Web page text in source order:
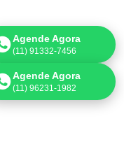
Agende Agora
(11) 91332-7456
Agende Agora
(11) 96231-1982